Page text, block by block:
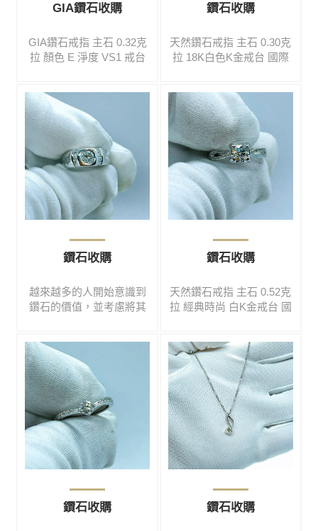
GIA鑽石收購
GIA鑽石戒指 主石 0.32克
拉 顏色 E 淨度 VS1 戒台
二手#鑽石#彩寶#名錶#翡
翠#玉鐲#黃金#K金#鉑金#
各式精品
鑽石收購
天然鑽石戒指 主石 0.30克
拉 18K白色K金戒台 國際
彩寶#名錶#翡翠#玉鐲#黃
金#K金#鉑金#各式精品
鑽石收購
越來越多的人開始意識到
鑽石的價值，並考慮將其
務並不是一件容易的事
情。首先，了解鑽石市場
是非常重要的。在考慮賣
出鑽石之前，先對市場進
行充分的研究，能幫助您
更好地識別您的鑽石價值
大概落在何處。這包括了
解目前的鑽石價格趨勢、
不同類型和等級的鑽石該
最大，以及如果可以，也
先了解關於交易過程中可
鑽石收購
天然鑽石戒指 主石 0.52克
拉 經典時尚 白K金戒台 國
#彩寶#名錶#翡翠#玉鐲#黃
金#K金#鉑金#各式精品
鑽石收購 鑽石收購